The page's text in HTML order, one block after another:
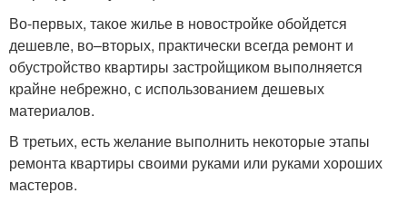
Во-первых, такое жилье в новостройке обойдется
дешевле, во–вторых, практически всегда ремонт и
обустройство квартиры застройщиком выполняется
крайне небрежно, с использованием дешевых
материалов.
В третьих, есть желание выполнить некоторые этапы
ремонта квартиры своими руками или руками хороших
мастеров.